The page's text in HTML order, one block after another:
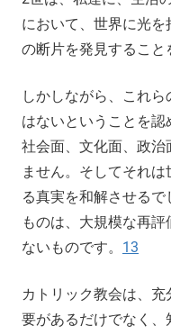
において、世界に光
の断片を発見すること
しかしながら、これ
はないということを認
社会面、文化面、政治
ません。そしてそれ
る真実を和解させる
ものは、大規模な再
ないものです。 13
カトリック教会は、
要があるだけでなく